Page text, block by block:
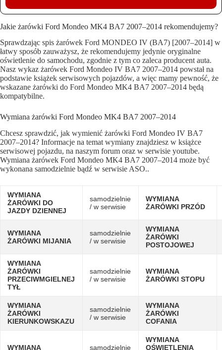
Jakie żarówki Ford Mondeo MK4 BA7 2007–2014 rekomendujemy?
Sprawdzając spis żarówek Ford MONDEO IV (BA7) [2007–2014] w
łatwy sposób zauważysz, że rekomendujemy jedynie oryginalne
oświetlenie do samochodu, zgodnie z tym co zaleca producent auta.
Nasz wykaz żarówek Ford Mondeo IV BA7 2007–2014 powstał na
podstawie książek serwisowych pojazdów, a więc mamy pewność, że
wskazane żarówki do Ford Mondeo MK4 BA7 2007–2014 będą
kompatybilne.
Wymiana żarówki Ford Mondeo MK4 BA7 2007–2014
Chcesz sprawdzić, jak wymienić żarówki Ford Mondeo IV BA7
2007–2014? Informacje na temat wymiany znajdziesz w książce
serwisowej pojazdu, na naszym forum oraz w serwisie youtube.
Wymiana żarówek Ford Mondeo MK4 BA7 2007–2014 może być
wykonana samodzielnie bądź w serwisie ASO..
WYMIANA
ŻARÓWKI DO
JAZDY DZIENNEJ
samodzielnie
/ w serwisie
WYMIANA
ŻARÓWKI PRZÓD
WYMIANA
ŻARÓWKI MIJANIA
samodzielnie
/ w serwisie
WYMIANA
ŻARÓWKI
POSTOJOWEJ
WYMIANA
ŻARÓWKI
PRZECIWMGIELNEJ
TYŁ
samodzielnie
/ w serwisie
WYMIANA
ŻARÓWKI STOPU
WYMIANA
ŻARÓWKI
KIERUNKOWSKAZU
samodzielnie
/ w serwisie
WYMIANA
ŻARÓWKI
COFANIA
WYMIANA samodzielnie
WYMIANA
OŚWIETLENIA